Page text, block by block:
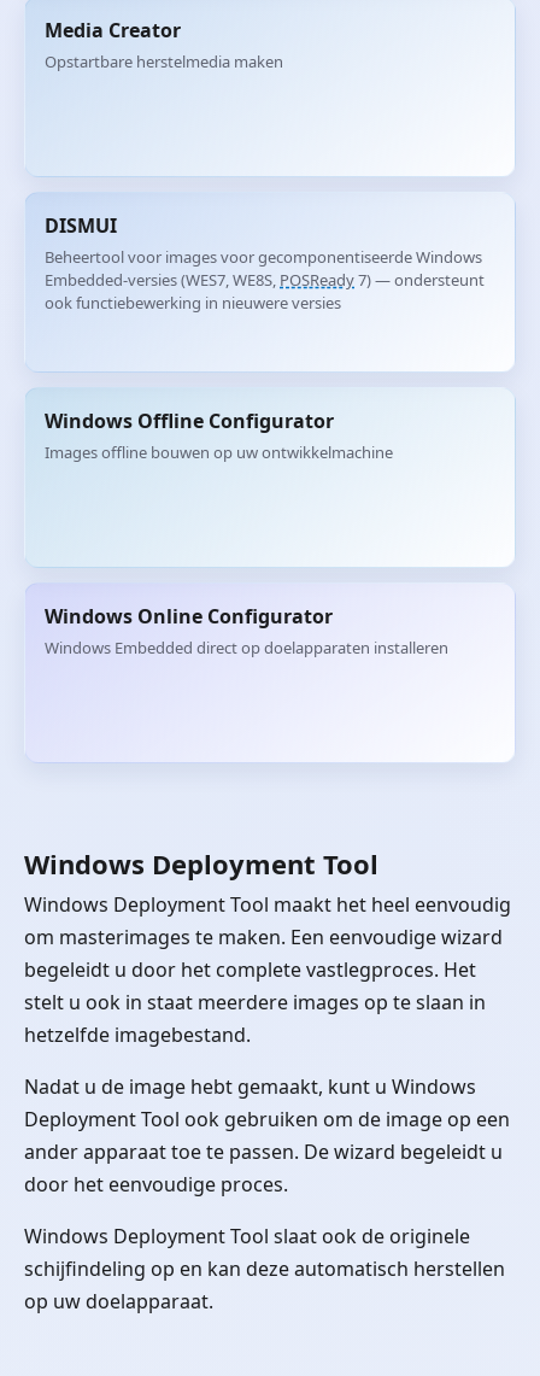
Media Creator
Opstartbare herstelmedia maken
DISMUI
Beheertool voor images voor gecomponentiseerde Windows
Embedded-versies (WES7, WE8S, POSReady7) — ondersteunt
ook functiebewerking in nieuwere versies
Windows Offline Configurator
Images offline bouwen op uw ontwikkelmachine
Windows Online Configurator
Windows Embedded direct op doelapparaten installeren
Windows Deployment Tool
Windows Deployment Tool maakt het heel eenvoudig
om masterimages te maken. Een eenvoudige wizard
begeleidt u door het complete vastlegproces. Het
stelt u ook in staat meerdere images op te slaan in
hetzelfde imagebestand.
Nadat u de image hebt gemaakt, kunt u Windows
Deployment Tool ook gebruiken om de image op een
ander apparaat toe te passen. De wizard begeleidt u
door het eenvoudige proces.
Windows Deployment Tool slaat ook de originele
schijfindeling op en kan deze automatisch herstellen
op uw doelapparaat.